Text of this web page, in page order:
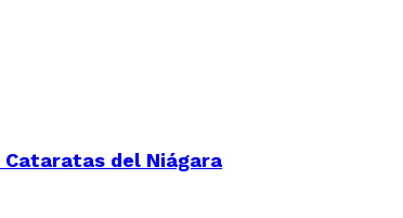
del Niágara